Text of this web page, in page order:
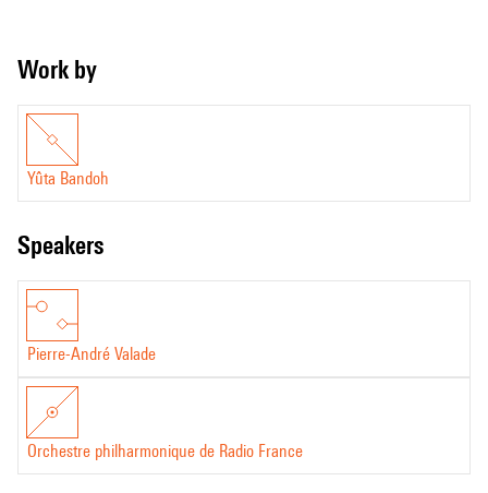
Work by
Yûta Bandoh
speakers
Pierre-André Valade
Orchestre philharmonique de Radio France